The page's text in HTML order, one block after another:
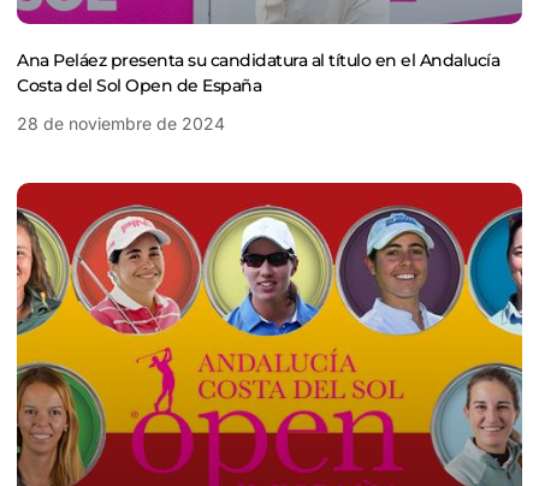
Ana Peláez presenta su candidatura al título en el Andalucía
Costa del Sol Open de España
28 de noviembre de 2024